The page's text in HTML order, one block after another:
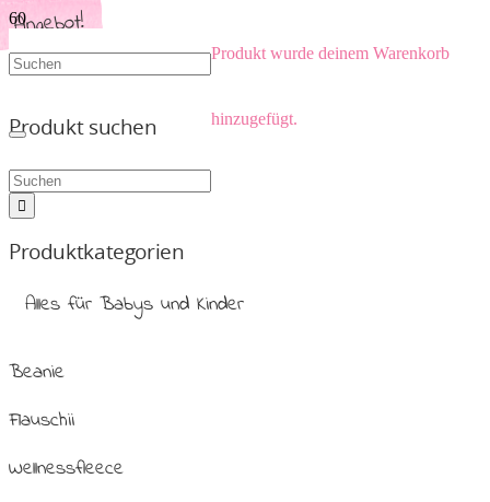
Produkt wurde deinem Warenkorb
hinzugefügt.
Produkt suchen
Produktkategorien
Alles für Babys und Kinder
Beanie
Flauschii
Wellnessfleece
Angebot!
Angebot!
Angebot!
Angebot!
Angebot!
Angebot!
Angebot!
Angebot!